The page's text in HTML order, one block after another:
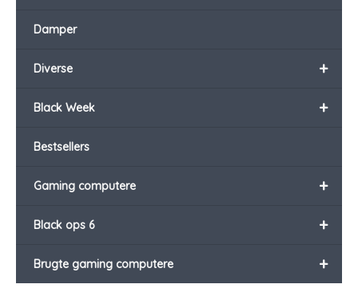
Damper
+
Diverse
+
Black Week
Bestsellers
+
Gaming computere
+
Black ops 6
+
Brugte gaming computere